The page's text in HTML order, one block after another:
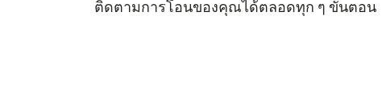
ติดตามการโอนของคุณได้ตลอดทุก ๆ ขั้นตอน